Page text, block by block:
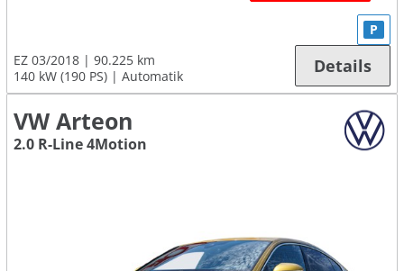
EZ 03/2018
90.225 km
140 kW (190 PS)
Automatik
P
Details
VW Arteon
2.0 R-Line 4Motion